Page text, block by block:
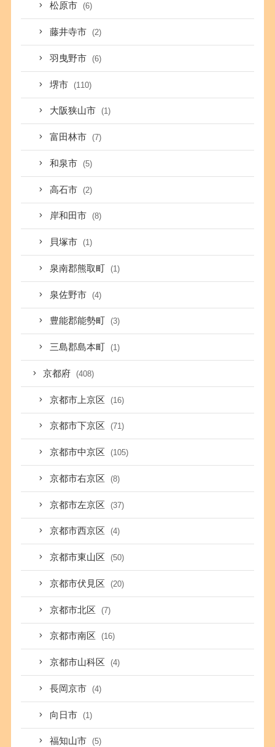
松原市 (6)
藤井寺市 (2)
羽曳野市 (6)
堺市 (110)
大阪狭山市 (1)
富田林市 (7)
和泉市 (5)
高石市 (2)
岸和田市 (8)
貝塚市 (1)
泉南郡熊取町 (1)
泉佐野市 (4)
豊能郡能勢町 (3)
三島郡島本町 (1)
京都府 (408)
京都市上京区 (16)
京都市下京区 (71)
京都市中京区 (105)
京都市右京区 (8)
京都市左京区 (37)
京都市西京区 (4)
京都市東山区 (50)
京都市伏見区 (20)
京都市北区 (7)
京都市南区 (16)
京都市山科区 (4)
長岡京市 (4)
向日市 (1)
福知山市 (5)